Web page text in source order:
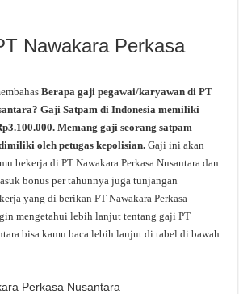
Nawakara Perkasa
Berapa gaji pegawai/karyawan di PT
Gaji Satpam di Indonesia memiliki
. Memang gaji seorang satpam
oleh petugas kepolisian.Gaji ini akan
bekerja di PT Nawakara Perkasa Nusantara dan
bonus per tahunnya juga tunjangan
yang di berikan PT Nawakara Perkasa
mengetahui lebih lanjut tentang gaji PT
bisa kamu baca lebih lanjut di tabel di bawah
Perkasa Nusantara